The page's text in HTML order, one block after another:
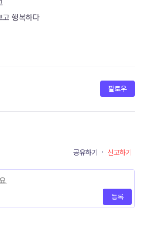
고 행복하다
팔로우
공유하기 · 신고하기
등록